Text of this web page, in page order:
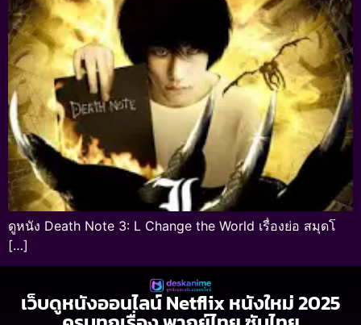
ดูหนัง Death Note 3: L Change the World เรื่องย่อ สมุดโ
[…]
เว็บดูหนังออนไลน์ Netflix หนังใหม่ 2025